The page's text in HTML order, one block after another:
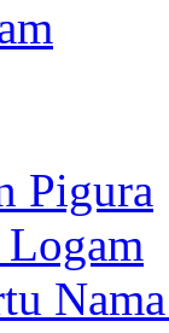
Pigura